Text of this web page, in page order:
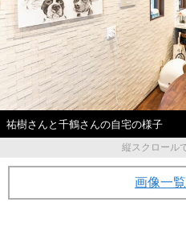
祐樹さんと千鶴さんの自宅の様子
縦スクロール
画像一